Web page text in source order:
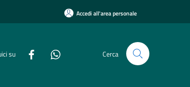
Accedi all'area personale
su Cerca